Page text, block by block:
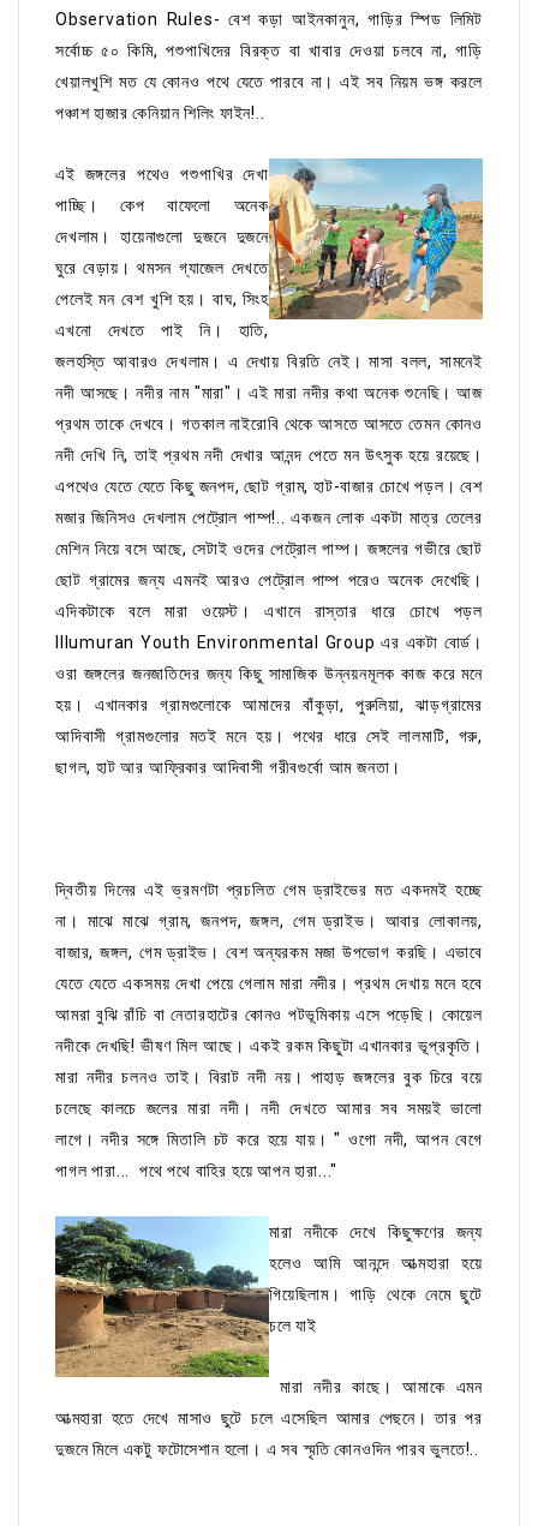
Observation Rules- বেশ কড়া আইনকানুন, গাড়ির স্পিড লিমিট
সর্বোচ্চ ৫০ কিমি, পশুপাখিদের বিরক্ত বা খাবার দেওয়া চলবে না, গাড়ি
খেয়ালখুশি মত যে কোনও পথে যেতে পারবে না। এই সব নিয়ম ভঙ্গ করলে
পঞ্চাশ হাজার কেনিয়ান শিলিং ফাইন!..
এই জঙ্গলের পথেও পশুপাখির দেখা
পাচ্ছি। কেপ বাফেলো অনেক
দেখলাম। হায়েনাগুলো দুজনে দুজনে
ঘুরে বেড়ায়। থমসন গ্যাজেল দেখতে
পেলেই মন বেশ খুশি হয়। বাঘ, সিংহ
এখনো দেখতে পাই নি। হাতি,
জলহস্তি আবারও দেখলাম। এ দেখায় বিরতি নেই। মাসা বলল, সামনেই
নদী আসছে। নদীর নাম "মারা"। এই মারা নদীর কথা অনেক শুনেছি। আজ
প্রথম তাকে দেখবে। গতকাল নাইরোবি থেকে আসতে আসতে তেমন কোনও
নদী দেখি নি, তাই প্রথম নদী দেখার আনন্দ পেতে মন উৎসুক হয়ে রয়েছে।
এপথেও যেতে যেতে কিছু জনপদ, ছোট গ্রাম, হাট-বাজার চোখে পড়ল। বেশ
মজার জিনিসও দেখলাম পেট্রোল পাম্প!.. একজন লোক একটা মাত্র তেলের
মেশিন নিয়ে বসে আছে, সেটাই ওদের পেট্রোল পাম্প। জঙ্গলের গভীরে ছোট
ছোট গ্রামের জন্য এমনই আরও পেট্রোল পাম্প পরেও অনেক দেখেছি।
এদিকটাকে বলে মারা ওয়েস্ট। এখানে রাস্তার ধারে চোখে পড়ল
Illumuran Youth Environmental Group এর একটা বোর্ড।
ওরা জঙ্গলের জনজাতিদের জন্য কিছু সামাজিক উন্নয়নমূলক কাজ করে মনে
হয়। এখানকার গ্রামগুলোকে আমাদের বাঁকুড়া, পুরুলিয়া, ঝাড়গ্রামের
আদিবাসী গ্রামগুলোর মতই মনে হয়। পথের ধারে সেই লালমাটি, গরু,
ছাগল, হাট আর আফ্রিকার আদিবাসী গরীবগুর্বো আম জনতা।
দ্বিতীয় দিনের এই ভ্রমণটা প্রচলিত গেম ড্রাইভের মত একদমই হচ্ছে
না। মাঝে মাঝে গ্রাম, জনপদ, জঙ্গল, গেম ড্রাইভ। আবার লোকালয়,
বাজার, জঙ্গল, গেম ড্রাইভ। বেশ অন্যরকম মজা উপভোগ করছি। এভাবে
যেতে যেতে একসময় দেখা পেয়ে গেলাম মারা নদীর। প্রথম দেখায় মনে হবে
আমরা বুঝি রাঁচি বা নেতারহাটের কোনও পটভূমিকায় এসে পড়েছি। কোয়েল
নদীকে দেখছি! ভীষণ মিল আছে। একই রকম কিছুটা এখানকার ভূপ্রকৃতি।
মারা নদীর চলনও তাই। বিরাট নদী নয়। পাহাড় জঙ্গলের বুক চিরে বয়ে
চলেছে কালচে জলের মারা নদী। নদী দেখতে আমার সব সময়ই ভালো
লাগে। নদীর সঙ্গে মিতালি চট করে হয়ে যায়। " ওগো নদী, আপন বেগে
পাগল পারা... পথে পথে বাহির হয়ে আপন হারা..."
মারা নদীকে দেখে কিছুক্ষণের জন্য
হলেও আমি আনন্দে আত্মহারা হয়ে
গিয়েছিলাম। গাড়ি থেকে নেমে ছুটে
চলে যাই
মারা নদীর কাছে। আমাকে এমন
আত্মহারা হতে দেখে মাসাও ছুটে চলে এসেছিল আমার পেছনে। তার পর
দুজনে মিলে একটু ফটোসেশান হলো। এ সব স্মৃতি কোনওদিন পারব ভুলতে!..